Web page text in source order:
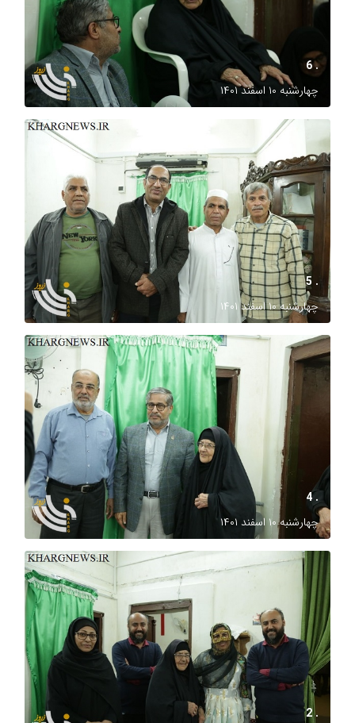
. 6
چهارشنبه ۱۰ اسفند ۱۴۰۱
. 5
چهارشنبه ۱۰ اسفند ۱۴۰۱
. 4
چهارشنبه ۱۰ اسفند ۱۴۰۱
. 2